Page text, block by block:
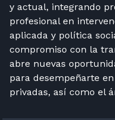
y actual, integrando
profesional en
aplicada y política
compromiso con la
abre nuevas
para desempeñarte
privadas, así como el